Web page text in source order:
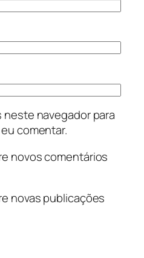
neste navegador para
comentar.
novos comentários
novas publicações